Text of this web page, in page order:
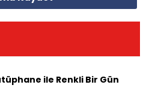
ile Renkli Bir Gün